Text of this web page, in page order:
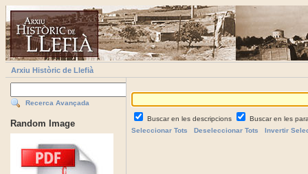
Arxiu Històric de Llefià
Recerca Avançada
Random Image Buscar en les descripcions
Buscar en les
Seleccionar Tots
Deseleccionar Tots Invertir